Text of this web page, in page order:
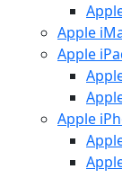
Apple
Apple
Apple